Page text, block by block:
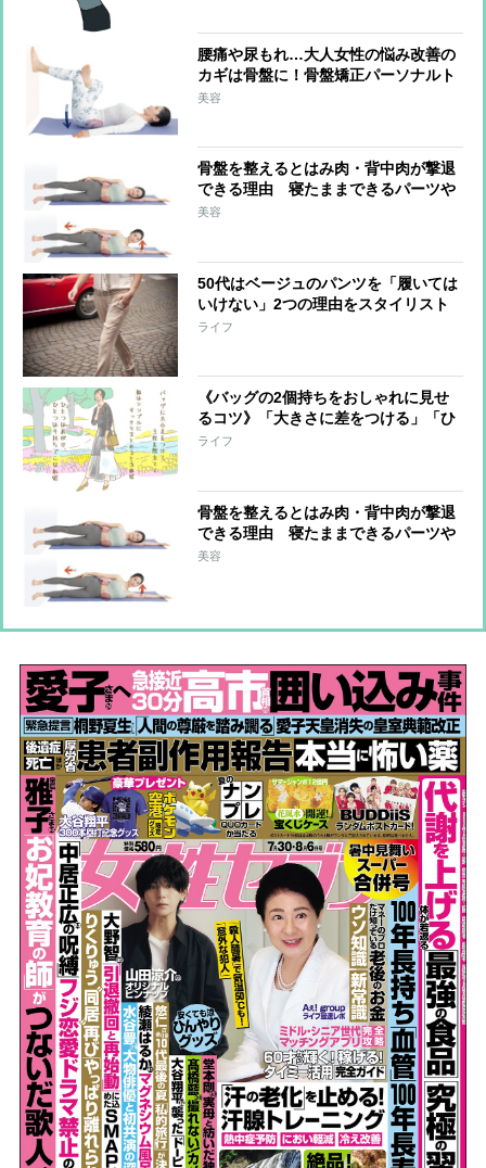
腰痛や尿もれ…大人女性の悩み改善の
カギは骨盤に！骨盤矯正パーソナルト
レーナーが教える寝たままできる体操
美容
骨盤を整えるとはみ肉・背中肉が撃退
できる理由 寝たままできるパーツや
せエクササイズ2つ
美容
50代はベージュのパンツを「履いては
いけない」2つの理由をスタイリスト
が解説
ライフ
《バッグの2個持ちをおしゃれに見せ
るコツ》「大きさに差をつける」「ひ
とつが肩がけならもうひとつは手持ち
ライフ
骨盤を整えるとはみ肉・背中肉が撃退
できる理由 寝たままできるパーツや
せエクササイズ2つ
美容